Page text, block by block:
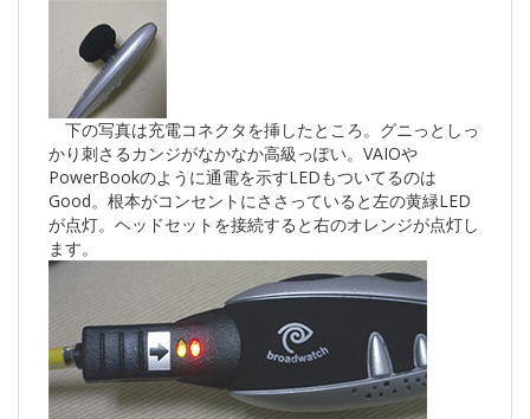
下の写真は充電コネクタを挿したところ。グニっとしっ
かり刺さるカンジがなかなか高級っぽい。VAIOや
PowerBookのように通電を示すLEDもついてるのは
Good。根本がコンセントにささっていると左の黄緑LED
が点灯。ヘッドセットを接続すると右のオレンジが点灯し
ます。